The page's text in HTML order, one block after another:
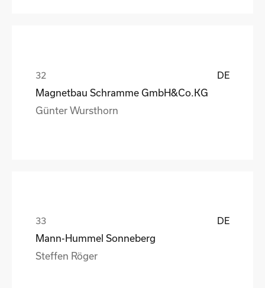
DE
Magnetbau Schramme GmbH&Co.KG
Günter Wursthorn
DE
Mann-Hummel Sonneberg
Steffen Röger